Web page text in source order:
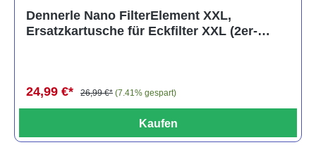
Dennerle Nano FilterElement XXL,
Ersatzkartusche für Eckfilter XXL (2er-
24,99 €* 26,99 €* (7.41% gespart)
Kaufen